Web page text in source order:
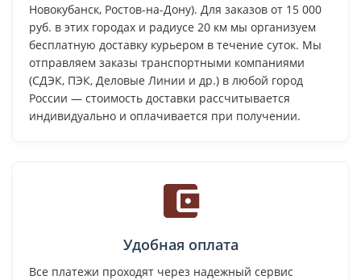
Новокубанск, Ростов-на-Дону). Для заказов от 15 000
руб. в этих городах и радиусе 20 км мы организуем
бесплатную доставку курьером в течение суток. Мы
отправляем заказы транспортными компаниями
(СДЭК, ПЭК, Деловые Линии и др.) в любой город
России — стоимость доставки рассчитывается
индивидуально и оплачивается при получении.
Удобная оплата
Все платежи проходят через надежный сервис